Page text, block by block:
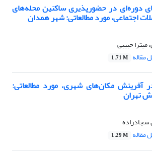
دوره‌‌ای در حضورپذیری ساکنین محله‌های
اجتماعی، مورد مطالعاتی: شهر همدان
میترا حبیبی
مقاله 1.71 M
مکان‌های شهری، مورد مطالعاتی:
تهران
سجادزاده
مقاله 1.29 M